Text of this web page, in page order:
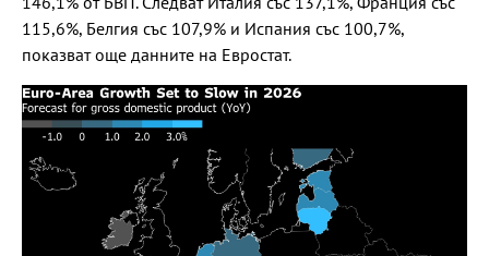
115,6%, Белгия със 107,9% и Испания със 100,7%,
показват още данните на Евростат.